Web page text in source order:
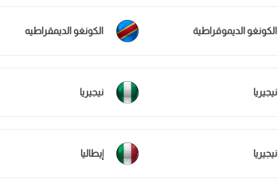
الكونغو الديموقراطية الكونغو الديمقراطيه
نيجيريا نيجيريا
نيجيريا إيطاليا